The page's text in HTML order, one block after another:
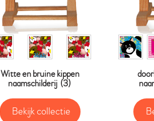
Witte en bruine kippen
naamschilderij (3)
Bekijk collectie